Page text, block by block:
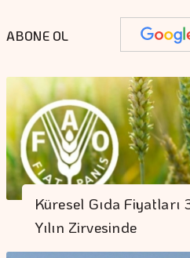
ABONE OL
Küresel Gıda Fiyatları
Yılın Zirvesinde